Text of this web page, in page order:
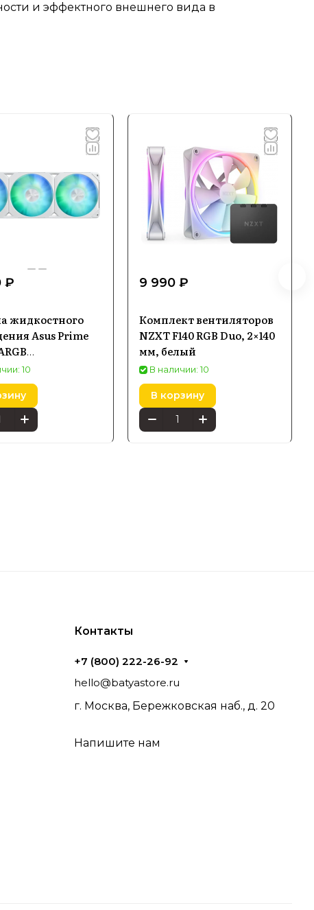
и эффектного внешнего вида в
₽
жидкостного
Asus Prime
10
9 990 ₽
Комплект вентиляторов
NZXT F140 RGB Duo, 2×140
мм, белый
В наличии: 10
В корзину
Контакты
+7 (800) 222-26-92
hello@batyastore.ru
г. Москва, Бережковская наб., д. 20
Напишите нам